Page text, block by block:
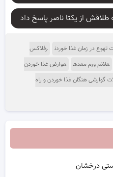
تهوع در زمان غذا خوردن
رفلاکس
علائم ورم معده
عوارض غذا خوردن
گوارشی هنگان غذا خوردن و راه